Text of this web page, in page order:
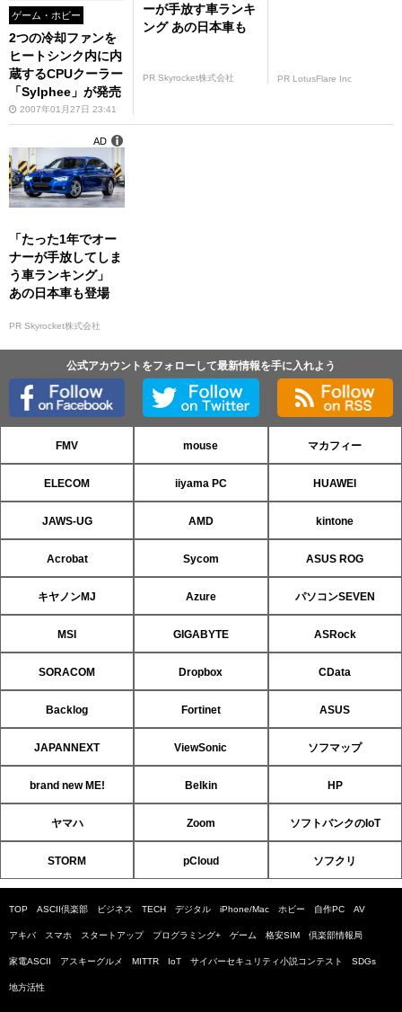
ゲーム・ホビー
2つの冷却ファンを
ヒートシンク内に内
蔵するCPUクーラー
「Sylphee」が発売
2007年01月27日 23:41
ーが手放す車ランキ
ング あの日本車も
PR Skyrocket株式会社 PR LotusFlare Inc
「たった1年でオー
ナーが手放してしま
う車ランキング」
あの日本車も登場
PR Skyrocket株式会社
AD
公式アカウントをフォローして最新情報を手に入れよう
FMV mouse マカフィー
ELECOM iiyama PC HUAWEI
JAWS-UG AMD kintone
Acrobat Sycom ASUS ROG
キヤノンMJ Azure パソコンSEVEN
MSI GIGABYTE ASRock
SORACOM Dropbox CData
Backlog Fortinet ASUS
JAPANNEXT ViewSonic ソフマップ
brand new ME! Belkin HP
ヤマハ Zoom ソフトバンクのIoT
STORM pCloud ソフクリ
TOP ASCII倶楽部 ビジネス TECH デジタル iPhone/Mac ホビー 自作PC AV
アキバ スマホ スタートアップ プログラミング+ ゲーム 格安SIM 倶楽部情報局
家電ASCII アスキーグルメ MITTR IoT サイバーセキュリティ小説コンテスト SDGs
地方活性